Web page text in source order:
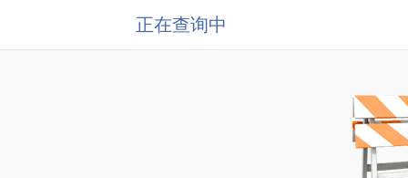
正在查询中